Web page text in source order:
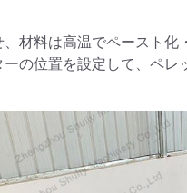
材料は高温でペースト化
の位置を設定して、ペレ